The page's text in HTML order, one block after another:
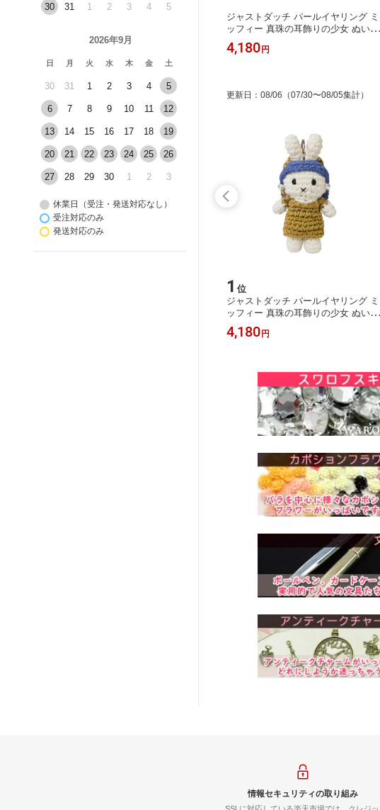
30 31 1 2 3 4 5
2026年9月
日 月 火 水 木 金 土
30 31 1 2 3 4 5
6 7 8 9 10 11 12
13 14 15 16 17 18 19
20 21 22 23 24 25 26
27 28 29 30 1 2 3
休業日（受注・発送対応なし）
受注対応のみ
発送対応のみ
とても大きいゴールド・シルバー・金
ム デコパーツ・デコ土台
ジャストダッチ パールイヤリング ミ
ッフィー 真珠の耳飾りの少女 ぬいぐ
るみ キーホルダー あみぐるみ キーチ
ェーン just dutch オランダ miffy ギフ
4,180 円
更新日 ： 08/06 （07/30〜08/05集計）
1 位
ジャストダッチ パールイヤリング ミ
ッフィー 真珠の耳飾りの少女 ぬいぐ
るみ キーホルダー あみぐるみ キーチ
ェーン just dutch オランダ miffy ギフ
4,180 円
情報セキュリティの取り組み